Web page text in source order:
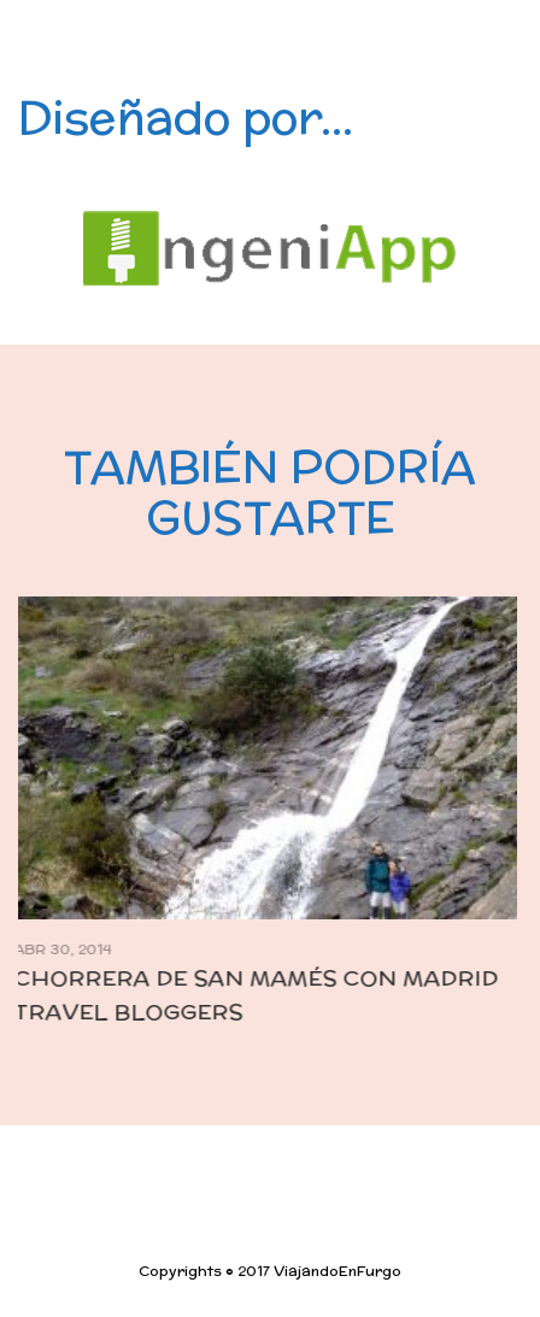
Diseñado por...
TAMBIÉN PODRÍA
GUSTARTE
DIC 1, 2014
RECUERDOS NAVIDEÑOS EN LA PLAZA
MAYOR
Copyrights © 2017 ViajandoEnFurgo